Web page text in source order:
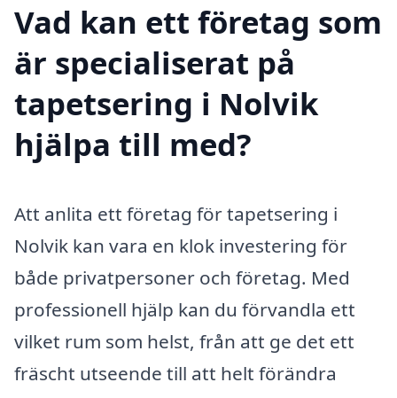
Vad kan ett företag som
är specialiserat på
tapetsering i Nolvik
hjälpa till med?
Att anlita ett företag för tapetsering i
Nolvik kan vara en klok investering för
både privatpersoner och företag. Med
professionell hjälp kan du förvandla ett
vilket rum som helst, från att ge det ett
fräscht utseende till att helt förändra